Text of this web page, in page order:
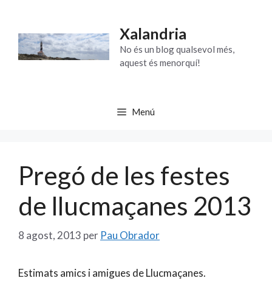
contingut
Xalandria
No és un blog qualsevol més,
aquest és menorquí!
Menú
Pregó de les festes
de llucmaçanes 2013
8 agost, 2013 per Pau Obrador
Estimats amics i amigues de Llucmaçanes.